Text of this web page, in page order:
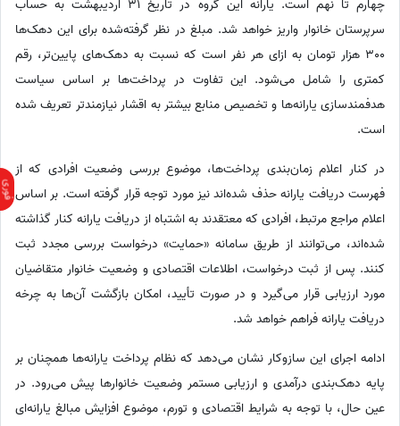
چهارم تا نهم است. یارانه این گروه در تاریخ 31 اردیبهشت به حساب
سرپرستان خانوار واریز خواهد شد. مبلغ در نظر گرفته‌شده برای این دهک‌ها
300 هزار تومان به ازای هر نفر است که نسبت به دهک‌های پایین‌تر، رقم
کمتری را شامل می‌شود. این تفاوت در پرداخت‌ها بر اساس سیاست
هدفمندسازی یارانه‌ها و تخصیص منابع بیشتر به اقشار نیازمندتر تعریف شده
است.
در کنار اعلام زمان‌بندی پرداخت‌ها، موضوع بررسی وضعیت افرادی که از
فهرست دریافت یارانه حذف شده‌اند نیز مورد توجه قرار گرفته است. بر اساس
اعلام مراجع مرتبط، افرادی که معتقدند به اشتباه از دریافت یارانه کنار گذاشته
شده‌اند، می‌توانند از طریق سامانه «حمایت» درخواست بررسی مجدد ثبت
کنند. پس از ثبت درخواست، اطلاعات اقتصادی و وضعیت خانوار متقاضیان
مورد ارزیابی قرار می‌گیرد و در صورت تأیید، امکان بازگشت آن‌ها به چرخه
دریافت یارانه فراهم خواهد شد.
ادامه اجرای این سازوکار نشان می‌دهد که نظام پرداخت یارانه‌ها همچنان بر
پایه دهک‌بندی درآمدی و ارزیابی مستمر وضعیت خانوارها پیش می‌رود. در
عین حال، با توجه به شرایط اقتصادی و تورم، موضوع افزایش مبالغ یارانه‌ای